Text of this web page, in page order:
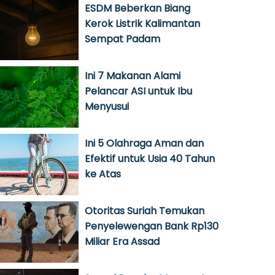
ESDM Beberkan Biang
Kerok Listrik Kalimantan
Sempat Padam
Ini 7 Makanan Alami
Pelancar ASI untuk Ibu
Menyusui
Ini 5 Olahraga Aman dan
Efektif untuk Usia 40 Tahun
ke Atas
Otoritas Suriah Temukan
Penyelewengan Bank Rp130
Miliar Era Assad